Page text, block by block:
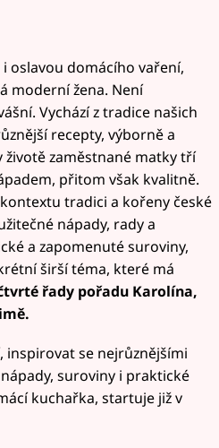
oslavou domácího vaření,
moderní žena. Není
Vychází z tradice našich
recepty, výborně a
zaměstnané matky tří
přitom však kvalitně.
tradici a kořeny české
nápady, rady a
a zapomenuté suroviny,
širší téma, které má
řady pořadu Karolína,
inspirovat se nejrůznějšími
suroviny i praktické
kuchařka, startuje již v